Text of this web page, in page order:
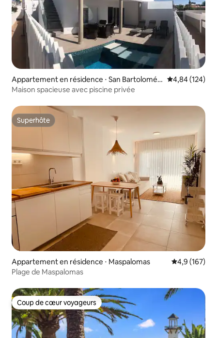
Appartement en résidence ⋅ San Bartolomé d
e Tirajana
Évaluation
4,84 (124)
Maison spacieuse avec piscine privée
Superhôte
Superhôte
Appartement en résidence ⋅ Maspalomas Évaluation
4,9 (167)
Plage de Maspalomas
Coup de cœur voyageurs
Coup de cœur voyageurs